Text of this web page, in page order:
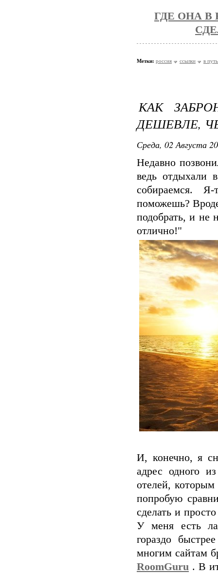
ГДЕ ОНА
Метки: россия ссылки в
КАК
ДЕШЕВЛЕ,
Среда, 02 Августа
Недавно
ведь отдыхали
собираемся.
поможешь?
подобрать, и не
отлично!"
И, конечно, я
адрес одного
отелей,
попробую
сделать и
У меня есть
гораздо
многим сайтам
RoomGuru . В